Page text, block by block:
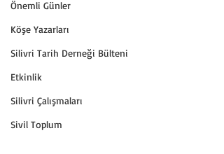
Önemli Günler
Köşe Yazarları
Silivri Tarih Derneği Bülteni
Etkinlik
Silivri Çalışmaları
Sivil Toplum